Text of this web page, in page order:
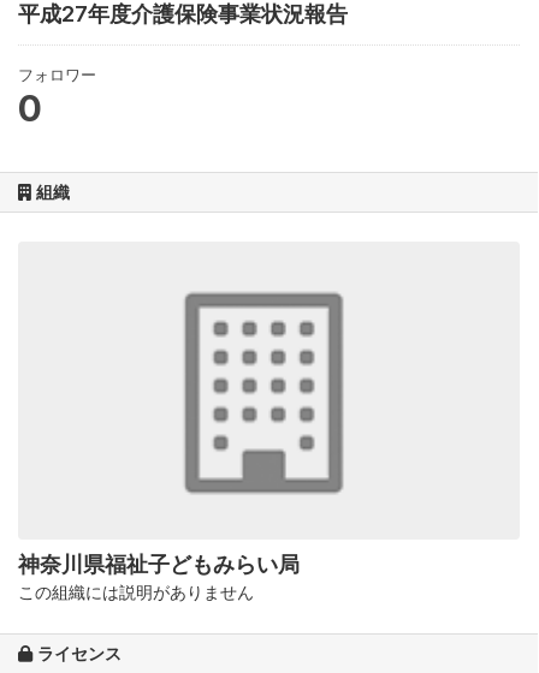
平成27年度介護保険事業状況報告
フォロワー
0
組織
神奈川県福祉子どもみらい局
この組織には説明がありません
ライセンス